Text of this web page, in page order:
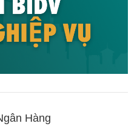
Hàng